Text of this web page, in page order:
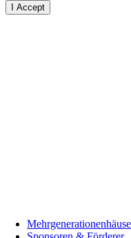
I Accept